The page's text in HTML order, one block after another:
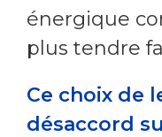
énergique
plus tendre
Ce choix de
désaccord